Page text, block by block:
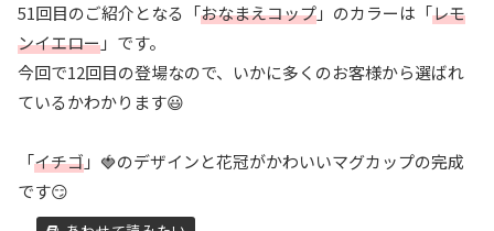
51回目のご紹介となる「おなまえコップ」のカラーは「レモ
ンイエロー」です。
今回で12回目の登場なので、いかに多くのお客様から選ばれ
ているかわかります😃
「イチゴ」🍓のデザインと花冠がかわいいマグカップの完成
です😏